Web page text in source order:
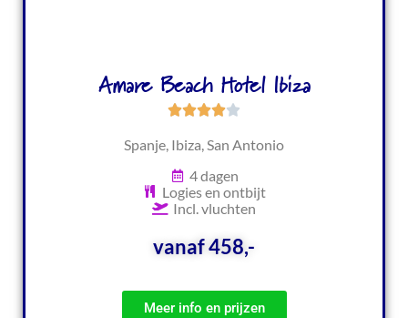
Amare Beach Hotel Ibiza
Spanje, Ibiza, San Antonio
4 dagen
Logies en ontbijt
Incl. vluchten
vanaf 458,-
Meer info en prijzen